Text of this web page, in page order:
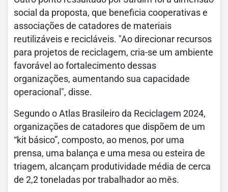
social da proposta, que beneficia cooperativas e
associações de catadores de materiais
reutilizáveis e recicláveis. "Ao direcionar recursos
para projetos de reciclagem, cria-se um ambiente
favorável ao fortalecimento dessas
organizações, aumentando sua capacidade
operacional", disse.
Segundo o Atlas Brasileiro da Reciclagem 2024,
organizações de catadores que dispõem de um
“kit básico”, composto, ao menos, por uma
prensa, uma balança e uma mesa ou esteira de
triagem, alcançam produtividade média de cerca
de 2,2 toneladas por trabalhador ao mês.